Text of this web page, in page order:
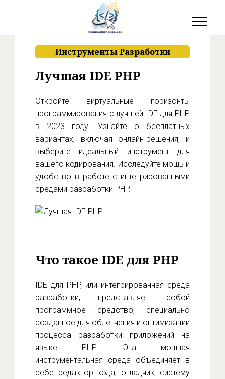
Инструменты Разработки
Лучшая IDE PHP
Откройте виртуальные горизонты
программирования с лучшей IDE для PHP
в 2023 году. Узнайте о бесплатных
вариантах, включая онлайн-решения, и
выберите идеальный инструмент для
вашего кодирования. Исследуйте мощь и
удобство в работе с интегрированными
средами разработки PHP.
Что такое IDE для PHP
IDE для PHP, или интегрированная среда
разработки, представляет собой
программное средство, специально
созданное для облегчения и оптимизации
процесса разработки приложений на
языке PHP. Эта мощная
инструментальная среда объединяет в
себе редактор кода, отладчик, систему